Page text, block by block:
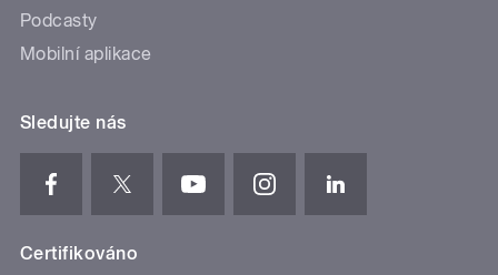
Podcasty
Mobilní aplikace
Sledujte nás
Certifikováno